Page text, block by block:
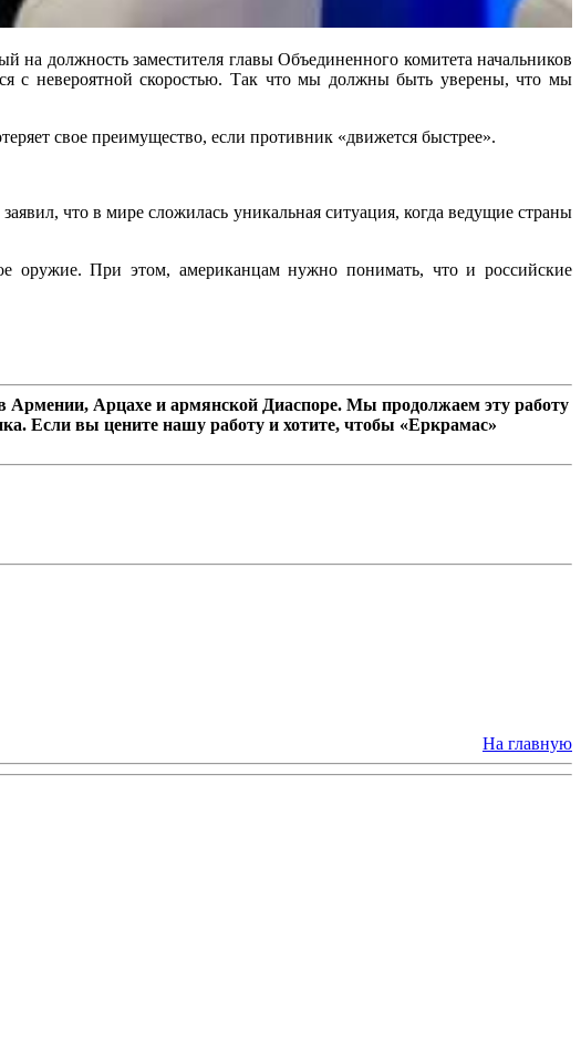
должность заместителя главы Объединенного комитета начальников
с невероятной скоростью. Так что мы должны быть уверены, что мы
свое преимущество, если противник «движется быстрее».
что в мире сложилась уникальная ситуация, когда ведущие страны
оружие. При этом, американцам нужно понимать, что и российские
Арцахе и армянской Диаспоре. Мы продолжаем эту работу
Если вы цените нашу работу и хотите, чтобы «Еркрамас»
На главную